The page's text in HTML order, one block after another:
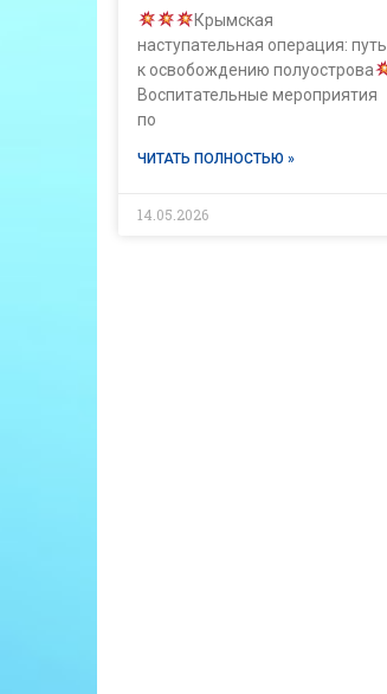
Крымская
наступательная операция: путь
к освобождению полуострова
Воспитательные мероприятия
по
ЧИТАТЬ ПОЛНОСТЬЮ »
14.05.2026